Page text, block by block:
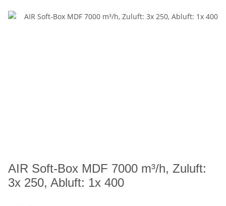
AIR Soft-Box MDF 7000 m³/h, Zuluft:
3x 250, Abluft: 1x 400